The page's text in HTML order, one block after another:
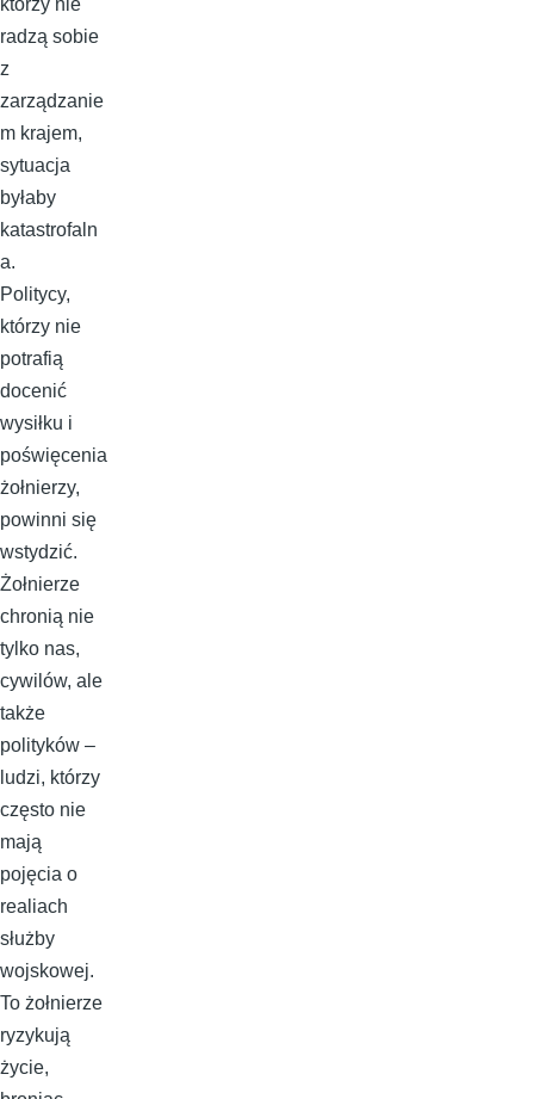
którzy nie
radzą sobie
z
zarządzanie
m krajem,
sytuacja
byłaby
katastrofaln
a.
Politycy,
którzy nie
potrafią
docenić
wysiłku i
poświęcenia
żołnierzy,
powinni się
wstydzić.
Żołnierze
chronią nie
tylko nas,
cywilów, ale
także
polityków –
ludzi, którzy
często nie
mają
pojęcia o
realiach
służby
wojskowej.
To żołnierze
ryzykują
życie,